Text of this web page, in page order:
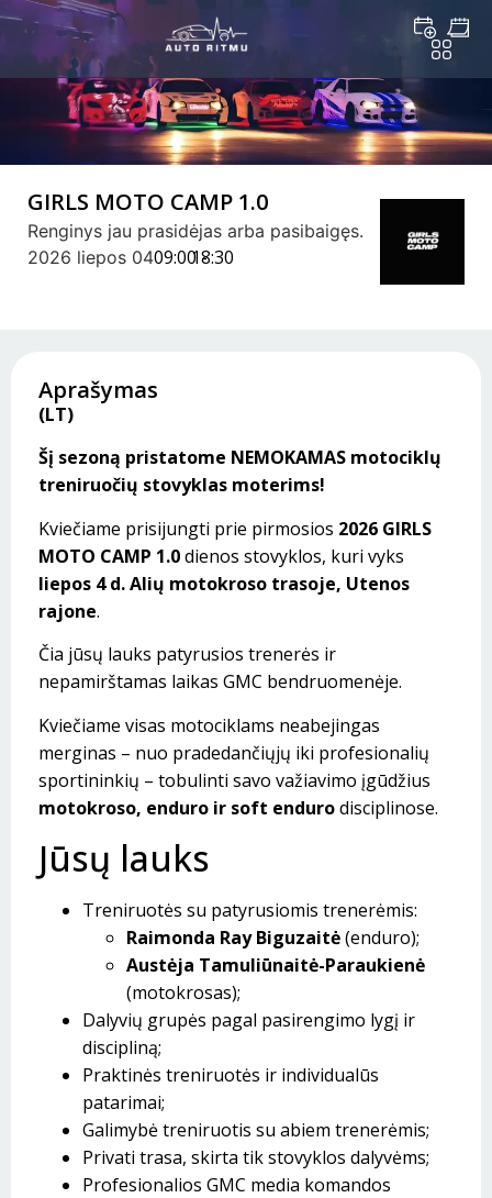
GIRLS MOTO CAMP 1.0
Renginys jau prasidėjas arba pasibaigęs.
2026 liepos 0409:00 -18:30
Aprašymas
(LT)
Šį sezoną pristatome NEMOKAMAS motociklų
treniruočių stovyklas moterims!
Kviečiame prisijungti prie pirmosios 2026 GIRLS
MOTO CAMP 1.0dienos stovyklos, kuri vyks
liepos 4 d.Alių motokroso trasoje, Utenos
rajone.
Čia jūsų lauks patyrusios trenerės ir
nepamirštamas laikas GMC bendruomenėje.
Kviečiame visas motociklams neabejingas
merginas – nuo pradedančiųjų iki profesionalių
sportininkių – tobulinti savo važiavimo įgūdžius
motokroso, enduro ir soft endurodisciplinose.
Jūsų lauks
Treniruotės su patyrusiomis trenerėmis:
Raimonda Ray Biguzaitė(enduro);
Austėja Tamuliūnaitė-Paraukienė
(motokrosas);
Dalyvių grupės pagal pasirengimo lygį ir
discipliną;
Praktinės treniruotės ir individualūs
patarimai;
Galimybė treniruotis su abiem trenerėmis;
Privati trasa, skirta tik stovyklos dalyvėms;
Profesionalios GMC media komandos